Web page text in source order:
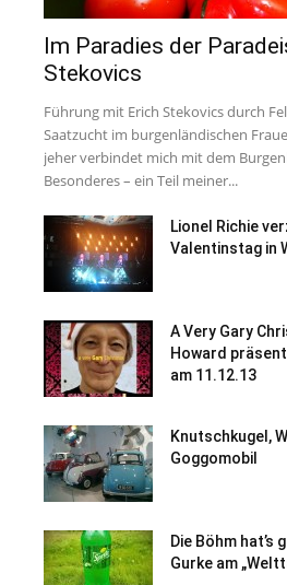
Im Paradies der
Stekovics
Führung mit Erich Stekovics durch
Saatzucht im burgenländischen
jeher verbindet mich mit dem
Besonderes – ein Teil meiner...
Lionel Richie
Valentinstag in
A Very Gary
Howard
am 11.12.13
Knutschkugel,
Goggomobil
Die Böhm
Gurke am